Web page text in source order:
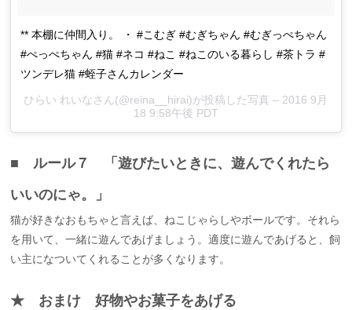
** 本棚に仲間入り。 ・ #こむぎ #むぎちゃん #むぎっぺちゃん
#ぺっぺちゃん #猫 #ネコ #ねこ #ねこのいる暮らし #茶トラ #
ツンデレ猫 #蛭子さんカレンダー
ひらい れいなさん(@reina__hirai)が投稿した写真 – 2016 9月
18 9:58午後 PDT
■ ルール７ 「遊びたいときに、遊んでくれたら
いいのにゃ。」
猫が好きなおもちゃと言えば、ねこじゃらしやボールです。それら
を用いて、一緒に遊んであげましょう。適度に遊んであげると、飼
い主になついてくれることが多くなります。
★ おまけ 好物やお菓子をあげる